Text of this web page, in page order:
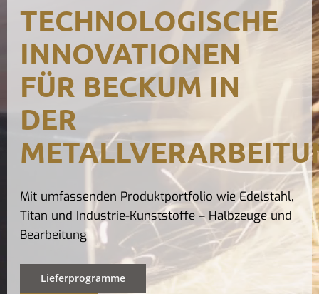
TECHNOLOGISCHE
INNOVATIONEN
FÜR BECKUM IN
DER
Mit umfassenden Produktportfolio wie Edelstahl,
Titan und Industrie-Kunststoffe – Halbzeuge und
Bearbeitung
Lieferprogramme